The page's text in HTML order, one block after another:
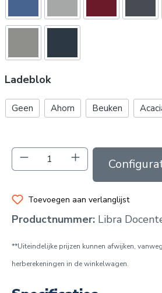
Ladeblok
Geen Ahorn Beuken
Producthoeveelheid:In de
Toevoegen aan verlanglijst
Productnummer: Libra
**Uiteindelijke prijzen kunnen afwijken,
herberekeningen in de winkelwagen.